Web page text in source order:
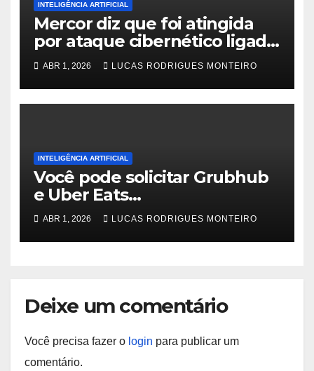
INTELIGÊNCIA ARTIFICIAL
Mercor diz que foi atingida
por ataque cibernético ligado
ao comprometimento do
projeto de código aberto
LiteLLM
ABR 1, 2026 LUCAS RODRIGUES MONTEIRO
INTELIGÊNCIA ARTIFICIAL
Você pode solicitar Grubhub
e Uber Eats
‘conversacionalmente’ com
Alexa Plus
ABR 1, 2026 LUCAS RODRIGUES MONTEIRO
Deixe um comentário
Você precisa fazer o login para publicar um
comentário.